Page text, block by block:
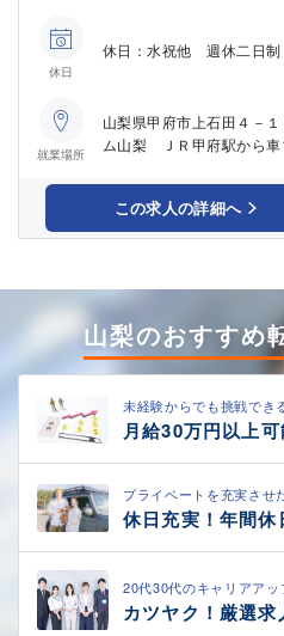
休日
休日：水祝他 週休二日
就業場所
山梨県甲府市上石田４
ム山梨 ＪＲ甲府駅から
この求人の詳細へ
山梨のおすすめ
未経験からでも挑戦でき
月給30万円以上可
プライベートを充実させ
休日充実！年間休
20代30代のキャリアアッ
カツヤク！厳選求